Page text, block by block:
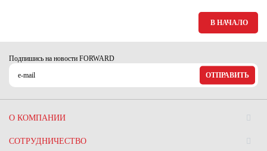
В НАЧАЛО
Подпишись на новости FORWARD
ОТПРАВИТЬ
О КОМПАНИИ
СОТРУДНИЧЕСТВО